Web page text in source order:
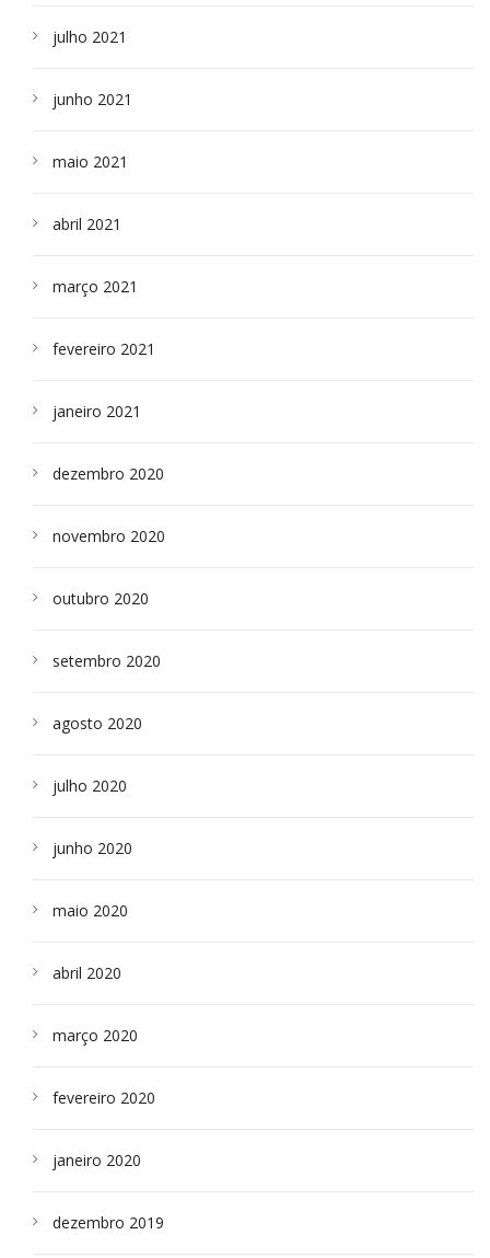
julho 2021
junho 2021
maio 2021
abril 2021
março 2021
fevereiro 2021
janeiro 2021
dezembro 2020
novembro 2020
outubro 2020
setembro 2020
agosto 2020
julho 2020
junho 2020
maio 2020
abril 2020
março 2020
fevereiro 2020
janeiro 2020
dezembro 2019